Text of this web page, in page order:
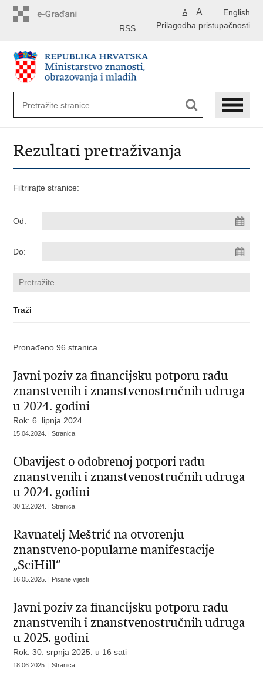
English
A A
Prilagodba pristupačnosti
RSS
Rezultati pretraživanja
Filtrirajte stranice:
Od:
Do:
Pronađeno 96 stranica.
Javni poziv za financijsku potporu radu
znanstvenih i znanstvenostručnih udruga
u 2024. godini
Rok: 6. lipnja 2024.
15.04.2024. | Stranica
Obavijest o odobrenoj potpori radu
znanstvenih i znanstvenostručnih udruga
u 2024. godini
30.12.2024. | Stranica
Ravnatelj Meštrić na otvorenju
znanstveno-popularne manifestacije
„SciHill“
16.05.2025. | Pisane vijesti
Javni poziv za financijsku potporu radu
znanstvenih i znanstvenostručnih udruga
u 2025. godini
Rok: 30. srpnja 2025. u 16 sati
18.06.2025. | Stranica